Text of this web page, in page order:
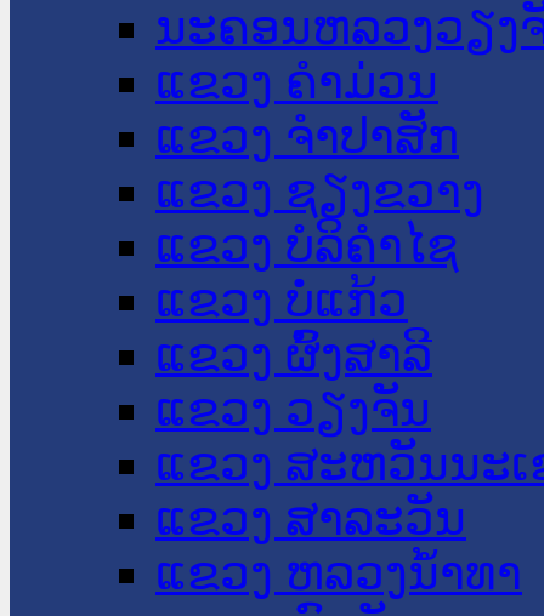
ນະ​ຄອນ​ຫລວງວຽງ
ແຂວງ ຄໍາມ່ວນ
ແຂວງ ຈໍາປາສັກ
ແຂວງ ຊຽງຂວາງ
ແຂວງ ບໍລິຄໍາໄຊ
ແຂວງ ບໍ່ແກ້ວ
ແຂວງ ຜົ້ງສາລີ
ແຂວງ ວຽງຈັນ
ແຂວງ ສະຫວັນນະ
ແຂວງ ສາລະວັນ
ແຂວງ ຫລວງນໍ້າທາ